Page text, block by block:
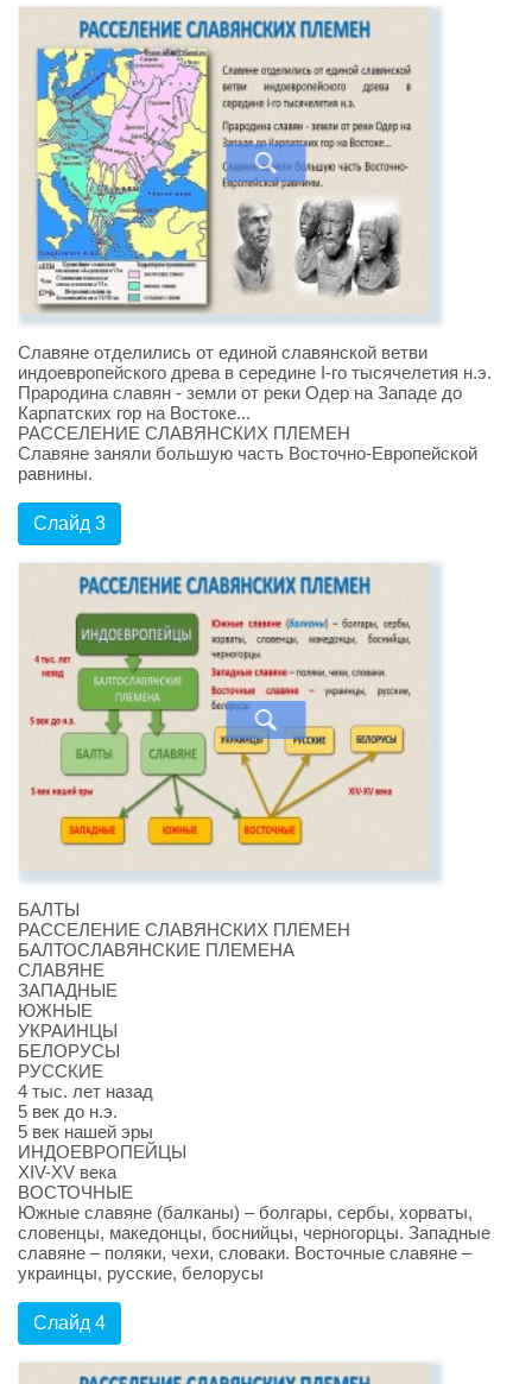
Славяне отделились от единой славянской ветви
индоевропейского древа в середине I-го тысячелетия н.э.
Прародина славян - земли от реки Одер на Западе до
Карпатских гор на Востоке...
РАССЕЛЕНИЕ СЛАВЯНСКИХ ПЛЕМЕН
Славяне заняли большую часть Восточно-Европейской
равнины.
Слайд 3
БАЛТЫ
РАССЕЛЕНИЕ СЛАВЯНСКИХ ПЛЕМЕН
БАЛТОСЛАВЯНСКИЕ ПЛЕМЕНА
СЛАВЯНЕ
ЗАПАДНЫЕ
ЮЖНЫЕ
УКРАИНЦЫ
БЕЛОРУСЫ
РУССКИЕ
4 тыс. лет назад
5 век до н.э.
5 век нашей эры
ИНДОЕВРОПЕЙЦЫ
XIV-XV века
ВОСТОЧНЫЕ
Южные славяне (балканы) – болгары, сербы, хорваты,
словенцы, македонцы, боснийцы, черногорцы. Западные
славяне – поляки, чехи, словаки. Восточные славяне –
украинцы, русские, белорусы
Слайд 4